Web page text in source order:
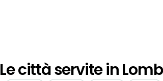
Le città servite in